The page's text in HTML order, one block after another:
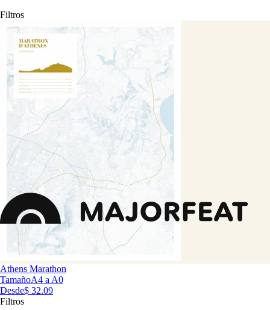
Filtros
Athens Marathon
TamañoA4 a A0
Desde$ 32.09
Filtros